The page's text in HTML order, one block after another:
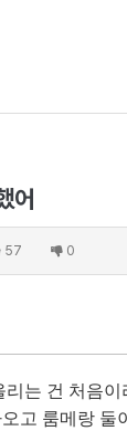
어
57 0
는 건 처음
고 룸메랑